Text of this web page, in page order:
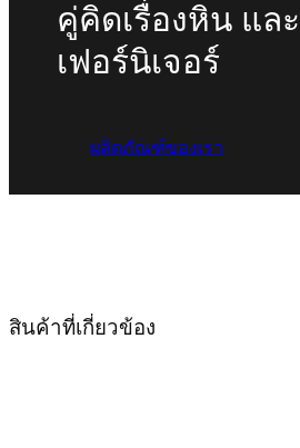
คู่คิดเรื่องหิน และ
เฟอร์นิเจอร์
ผลิตภัณฑ์ของเรา
สินค้าที่เกี่ยวข้อง